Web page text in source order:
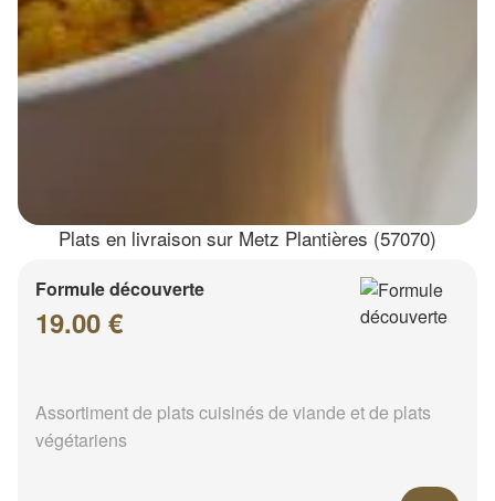
Plats en livraison sur Metz Plantières (57070)
Formule découverte
19.00 €
Assortiment de plats cuisinés de viande et de plats
végétariens